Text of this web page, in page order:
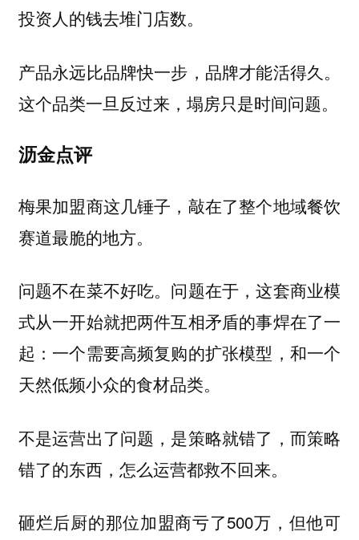
投资人的钱去堆门店数。
产品永远比品牌快一步，品牌才能活得久。
这个品类一旦反过来，塌房只是时间问题。
沥金点评
梅果加盟商这几锤子，敲在了整个地域餐饮
赛道最脆的地方。
问题不在菜不好吃。问题在于，这套商业模
式从一开始就把两件互相矛盾的事焊在了一
起：一个需要高频复购的扩张模型，和一个
天然低频小众的食材品类。
不是运营出了问题，是策略就错了，而策略
错了的东西，怎么运营都救不回来。
砸烂后厨的那位加盟商亏了500万，但他可